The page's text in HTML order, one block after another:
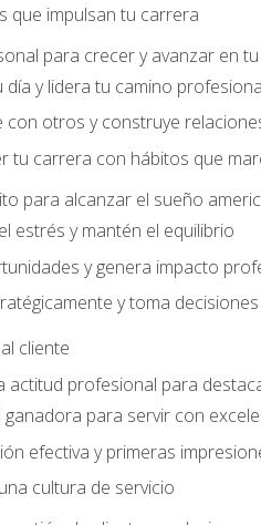
que impulsan tu carrera
para crecer y avanzar en
día y lidera tu camino
con otros y construye
tu carrera con hábitos que
para alcanzar el sueño
estrés y mantén el equilibrio
y genera impacto
y toma
cliente
actitud profesional para
ganadora para servir con
efectiva y primeras
cultura de servicio